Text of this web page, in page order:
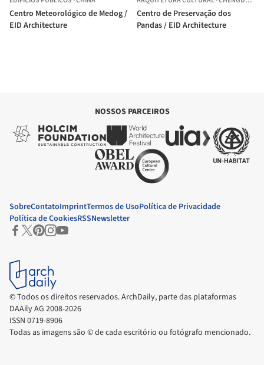
Centro Meteorológico de Medog /
EID Architecture
Centro de Preservação dos
Pandas / EID Architecture